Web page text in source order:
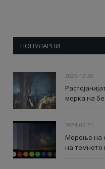
ПОПУЛАРНИ
2025-12-28
мерка на
2024-06-21
Мерење на
на темното